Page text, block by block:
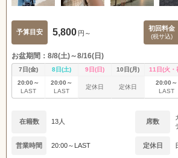
予算目安 5,800 円～
初回料金
(税サ込)
お盆期間：8/8(土)～8/16(日)
7日(金) 8日(土) 9日(日) 10日(月) 11日(火・
20:00～
LAST
20:00～
LAST
定休日 定休日
20:00～
LAST
在籍数 13人 席数
営業時間 20:00～LAST 定休日